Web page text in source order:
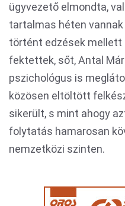
ügyvezető elmondta,
tartalmas héten
történt edzések mellett
fektettek, sőt, Antal
pszichológus is
közösen eltöltött
sikerült, s mint ahogy
folytatás hamarosan
nemzetközi szinten.